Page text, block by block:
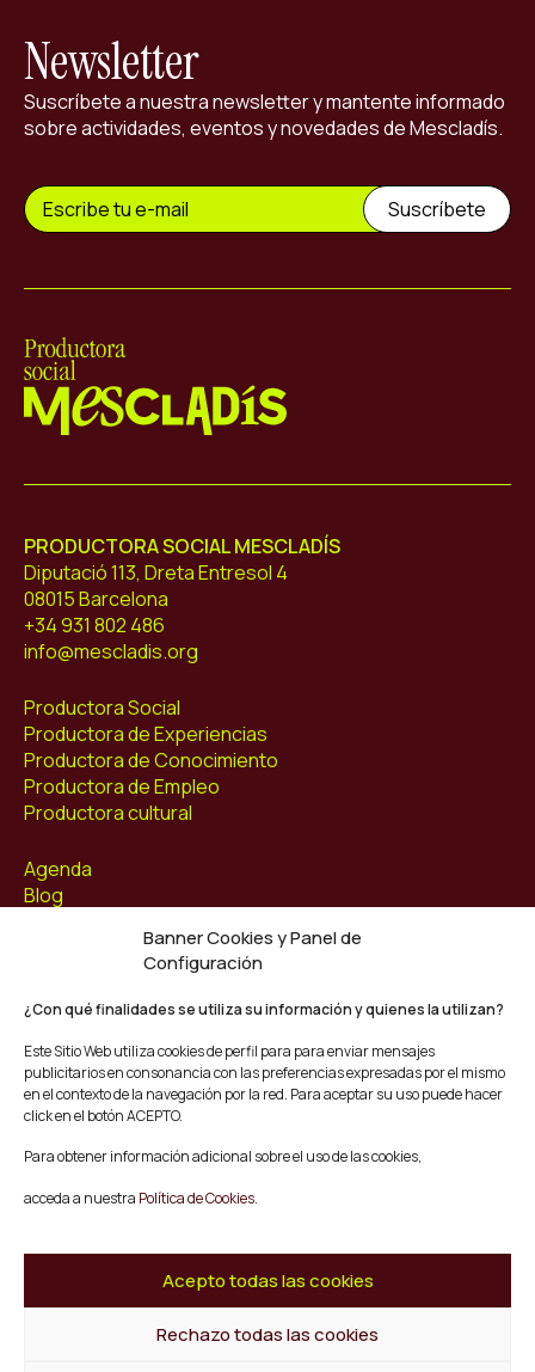
Banner Cookies y Panel de
Configuración
¿Con qué finalidades se utiliza su información y quienes la utilizan?
Este Sitio Web utiliza cookies de perfil para para enviar mensajes
publicitarios en consonancia con las preferencias expresadas por el mismo
en el contexto de la navegación por la red. Para aceptar su uso puede hacer
click en el botón ACEPTO.
Para obtener información adicional sobre el uso de las cookies,
acceda a nuestra Política de Cookies.
Acepto todas las cookies
Rechazo todas las cookies
Newsletter
Suscríbete a nuestra newsletter y mantente informado
sobre actividades, eventos y novedades de Mescladís.
PRODUCTORA SOCIAL MESCLADÍS
Diputació 113, Dreta Entresol 4
08015 Barcelona
+34 931 802 486
info@mescladis.org
Productora Social
Productora de Experiencias
Productora de Conocimiento
Productora de Empleo
Productora cultural
Agenda
Blog
Facebook
Youtube
Twitter/X
© Mescladís 2026
Aviso legal
Términos y Condiciones de Compra
Canal de Denuncias